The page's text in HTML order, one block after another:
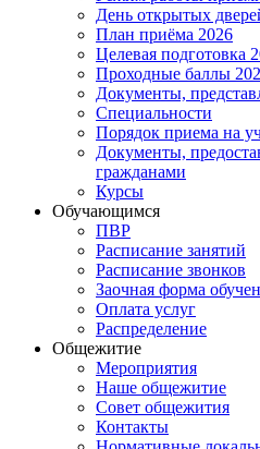
День открытых
План приёма 2026
Целевая подготовка
Проходные баллы
Документы,
Специальности
Порядок приема на
Документы,
гражданами
Курсы
Обучающимся
ПВР
Расписание занятий
Расписание звонков
Заочная форма
Оплата услуг
Распределение
Общежитие
Мероприятия
Наше общежитие
Совет общежития
Контакты